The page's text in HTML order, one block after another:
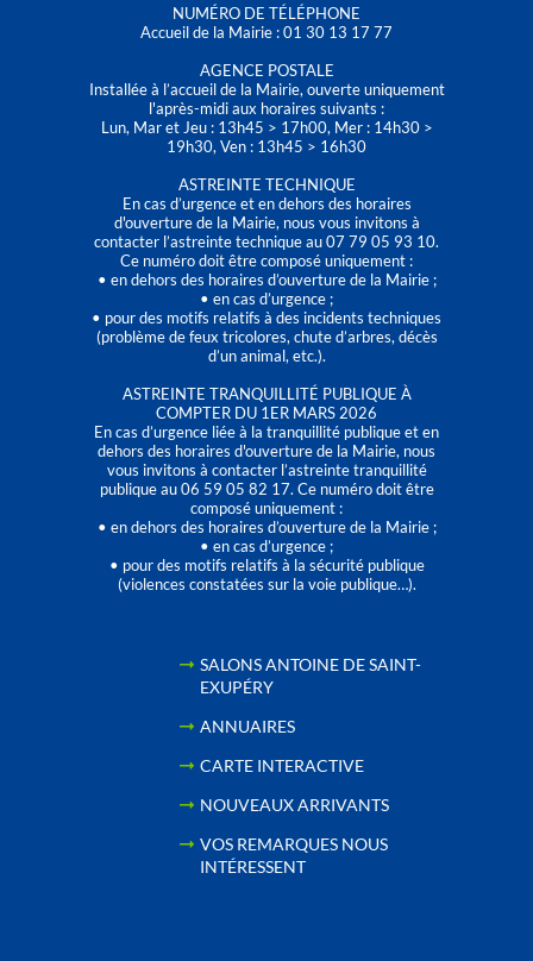
NUMÉRO DE TÉLÉPHONE
Accueil de la Mairie : 01 30 13 17 77
AGENCE POSTALE
Installée à l’accueil de la Mairie, ouverte uniquement
l'après-midi aux horaires suivants :
Lun, Mar et Jeu : 13h45 > 17h00, Mer : 14h30 >
19h30, Ven : 13h45 > 16h30
ASTREINTE TECHNIQUE
En cas d’urgence et en dehors des horaires
d'ouverture de la Mairie, nous vous invitons à
contacter l’astreinte technique au 07 79 05 93 10.
Ce numéro doit être composé uniquement :
• en dehors des horaires d’ouverture de la Mairie ;
• en cas d’urgence ;
• pour des motifs relatifs à des incidents techniques
(problème de feux tricolores, chute d’arbres, décès
d’un animal, etc.).
ASTREINTE TRANQUILLITÉ PUBLIQUE À
COMPTER DU 1ER MARS 2026
En cas d’urgence liée à la tranquillité publique et en
dehors des horaires d'ouverture de la Mairie, nous
vous invitons à contacter l’astreinte tranquillité
publique au 06 59 05 82 17. Ce numéro doit être
composé uniquement :
• en dehors des horaires d’ouverture de la Mairie ;
• en cas d’urgence ;
• pour des motifs relatifs à la sécurité publique
(violences constatées sur la voie publique…).
SALONS ANTOINE DE SAINT-
EXUPÉRY
ANNUAIRES
CARTE INTERACTIVE
NOUVEAUX ARRIVANTS
VOS REMARQUES NOUS
INTÉRESSENT